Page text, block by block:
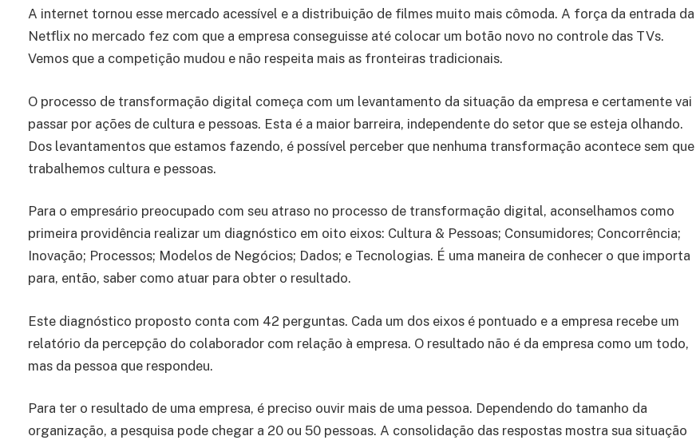
A internet tornou esse mercado acessível e a distribuição de filmes muito mais cômoda. A força da entrada da
Netflix no mercado fez com que a empresa conseguisse até colocar um botão novo no controle das TVs.
Vemos que a competição mudou e não respeita mais as fronteiras tradicionais.
O processo de transformação digital começa com um levantamento da situação da empresa e certamente vai
passar por ações de cultura e pessoas. Esta é a maior barreira, independente do setor que se esteja olhando.
Dos levantamentos que estamos fazendo, é possível perceber que nenhuma transformação acontece sem que
trabalhemos cultura e pessoas.
Para o empresário preocupado com seu atraso no processo de transformação digital, aconselhamos como
primeira providência realizar um diagnóstico em oito eixos: Cultura & Pessoas; Consumidores; Concorrência;
Inovação; Processos; Modelos de Negócios; Dados; e Tecnologias. É uma maneira de conhecer o que importa
para, então, saber como atuar para obter o resultado.
Este diagnóstico proposto conta com 42 perguntas. Cada um dos eixos é pontuado e a empresa recebe um
relatório da percepção do colaborador com relação à empresa. O resultado não é da empresa como um todo,
mas da pessoa que respondeu.
Para ter o resultado de uma empresa, é preciso ouvir mais de uma pessoa. Dependendo do tamanho da
organização, a pesquisa pode chegar a 20 ou 50 pessoas. A consolidação das respostas mostra sua situação